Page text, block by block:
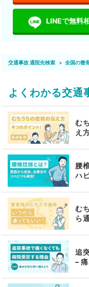
LINEで無料
交通事故 通院先検索 全国の整
よくわかる交通
む
え
腰
ハ
む
ら
追
–